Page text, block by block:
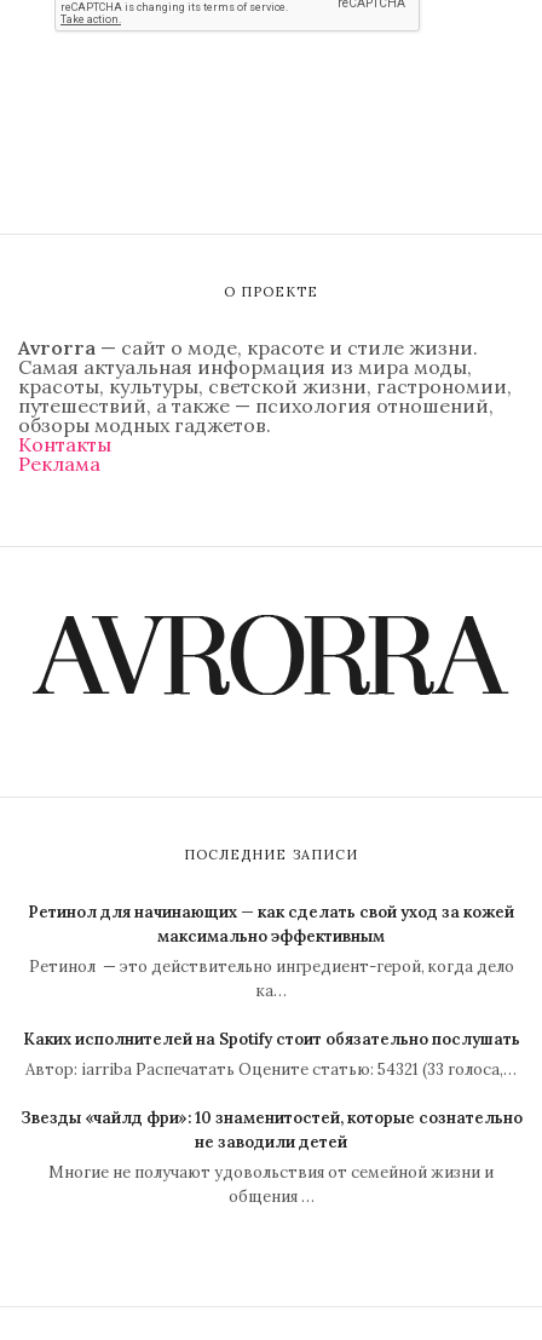
О ПРОЕКТЕ
Avrorra — сайт о моде, красоте и стиле жизни.
Самая актуальная информация из мира моды,
красоты, культуры, светской жизни, гастрономии,
путешествий, а также — психология отношений,
обзоры модных гаджетов.
Контакты
Реклама
ПОСЛЕДНИЕ ЗАПИСИ
Ретинол для начинающих — как сделать свой уход за кожей
максимально эффективным
Ретинол — это действительно ингредиент-герой, когда дело
ка…
Каких исполнителей на Spotify стоит обязательно послушать
Автор: iarriba Распечатать Оцените статью: 54321 (33 голоса,…
Звезды «чайлд фри»: 10 знаменитостей, которые сознательно
не заводили детей
Многие не получают удовольствия от семейной жизни и
общения …